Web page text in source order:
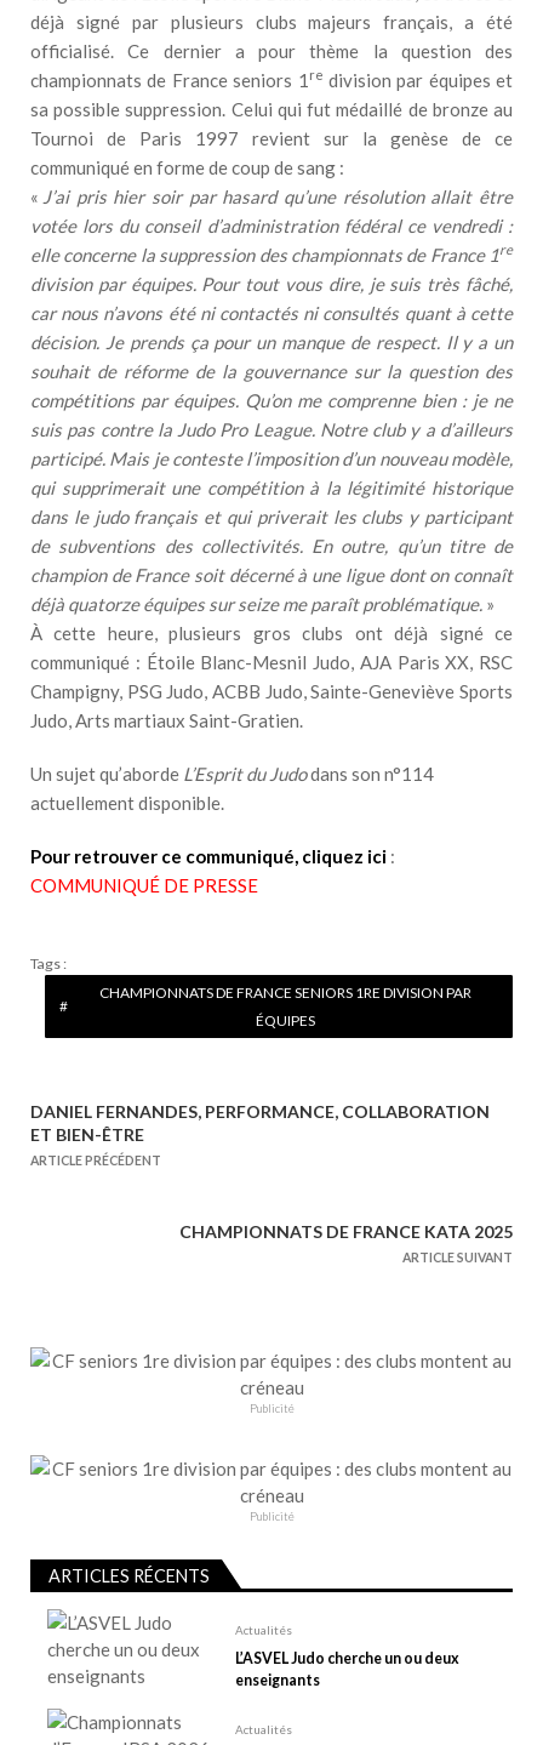
déjà signé par plusieurs clubs majeurs français, a été
officialisé. Ce dernier a pour thème la question des
championnats de France seniors 1 re division par équipes et
sa possible suppression. Celui qui fut médaillé de bronze au
Tournoi de Paris 1997 revient sur la genèse de ce
communiqué en forme de coup de sang :
« J’ai pris hier soir par hasard qu’une résolution allait être
votée lors du conseil d’administration fédéral ce vendredi :
elle concerne la suppression des championnats de France 1re
division par équipes. Pour tout vous dire, je suis très fâché,
car nous n’avons été ni contactés ni consultés quant à cette
décision. Je prends ça pour un manque de respect. Il y a un
souhait de réforme de la gouvernance sur la question des
compétitions par équipes. Qu’on me comprenne bien : je ne
suis pas contre la Judo Pro League. Notre club y a d’ailleurs
participé. Mais je conteste l’imposition d’un nouveau modèle,
qui supprimerait une compétition à la légitimité historique
dans le judo français et qui priverait les clubs y participant
de subventions des collectivités. En outre, qu’un titre de
champion de France soit décerné à une ligue dont on connaît
déjà quatorze équipes sur seize me paraît problématique. »
À cette heure, plusieurs gros clubs ont déjà signé ce
communiqué : Étoile Blanc-Mesnil Judo, AJA Paris XX, RSC
Champigny, PSG Judo, ACBB Judo, Sainte-Geneviève Sports
Judo, Arts martiaux Saint-Gratien.
Un sujet qu’aborde L’Esprit du Judodans son n°114
actuellement disponible.
Pour retrouver ce communiqué, cliquez ici :
COMMUNIQUÉ DE PRESSE
Tags :
CHAMPIONNATS DE FRANCE SENIORS 1RE DIVISION PAR
ÉQUIPES
N
a
i
d
e
DANIEL FERNANDES, PERFORMANCE, COLLABORATION
ET BIEN-ÊTRE
ARTICLE PRÉCÉDENT
CHAMPIONNATS DE FRANCE KATA 2025
ARTICLE SUIVANT
Publicité
Publicité
ARTICLES RÉCENTS
Actualités
L’ASVEL Judo cherche un ou deux
enseignants
Actualités